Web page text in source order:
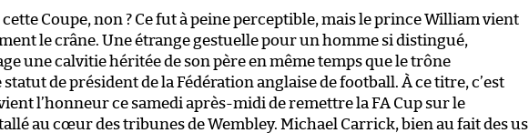
Coupe, non ? Ce fut à peine perceptible, mais le prince William vient
le crâne. Une étrange gestuelle pour un homme si distingué,
une calvitie héritée de son père en même temps que le trône
statut de président de la Fédération anglaise de football. À ce titre, c’est
l’honneur ce samedi après-midi de remettre la FA Cup sur le
au cœur des tribunes de Wembley. Michael Carrick, bien au fait des us